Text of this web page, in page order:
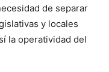
de separar
y locales
la operatividad del